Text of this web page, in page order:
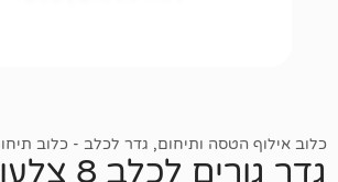
ותיחום,גדר לכלב - כלוב תיחום,בוס
גדר גורים לכלב 8 צלעות בגובה